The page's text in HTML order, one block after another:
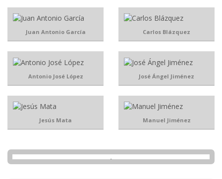
Juan Antonio García Carlos Blázquez
Antonio José López José Ángel Jiménez
Jesús Mata Manuel Jiménez